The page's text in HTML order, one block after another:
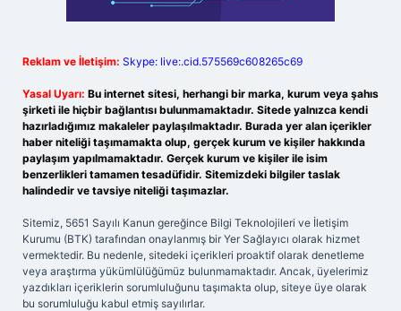
Reklam ve İletişim: Skype: live:.cid.575569c608265c69
Yasal Uyarı: Bu internet sitesi, herhangi bir marka, kurum veya şahıs
şirketi ile hiçbir bağlantısı bulunmamaktadır. Sitede yalnızca kendi
hazırladığımız makaleler paylaşılmaktadır. Burada yer alan içerikler
haber niteliği taşımamakta olup, gerçek kurum ve kişiler hakkında
paylaşım yapılmamaktadır. Gerçek kurum ve kişiler ile isim
benzerlikleri tamamen tesadüfidir. Sitemizdeki bilgiler taslak
halindedir ve tavsiye niteliği taşımazlar.
Sitemiz, 5651 Sayılı Kanun gereğince Bilgi Teknolojileri ve İletişim
Kurumu (BTK) tarafından onaylanmış bir Yer Sağlayıcı olarak hizmet
vermektedir. Bu nedenle, sitedeki içerikleri proaktif olarak denetleme
veya araştırma yükümlülüğümüz bulunmamaktadır. Ancak, üyelerimiz
yazdıkları içeriklerin sorumluluğunu taşımakta olup, siteye üye olarak
bu sorumluluğu kabul etmiş sayılırlar.